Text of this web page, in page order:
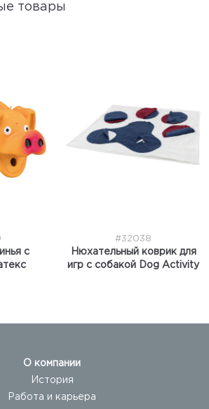
товары
с
#32038
Нюхательный коврик для
игр с собакой Dog Activity
О компании
История
Работа и карьера